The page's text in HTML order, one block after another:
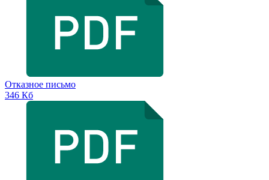
Отказное письмо
346 Кб